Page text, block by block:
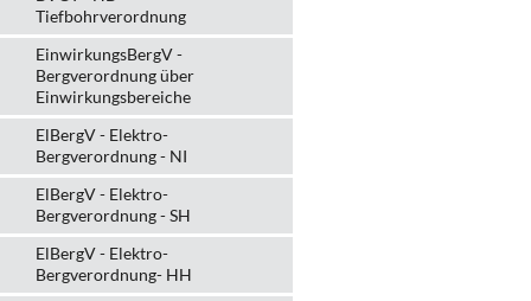
Tiefbohrverordnung
EinwirkungsBergV -
Bergverordnung über
Einwirkungsbereiche
ElBergV - Elektro-
Bergverordnung - NI
ElBergV - Elektro-
Bergverordnung - SH
ElBergV - Elektro-
Bergverordnung- HH